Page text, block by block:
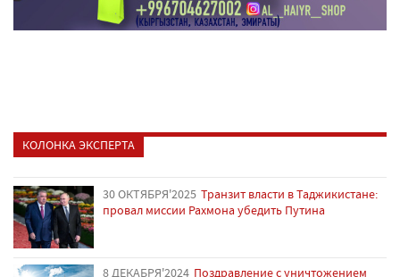
КОЛОНКА ЭКСПЕРТА
30 ОКТЯБРЯ'2025 Транзит власти в Таджикистане:
провал миссии Рахмона убедить Путина
8 ДЕКАБРЯ'2024 Поздравление с уничтожением